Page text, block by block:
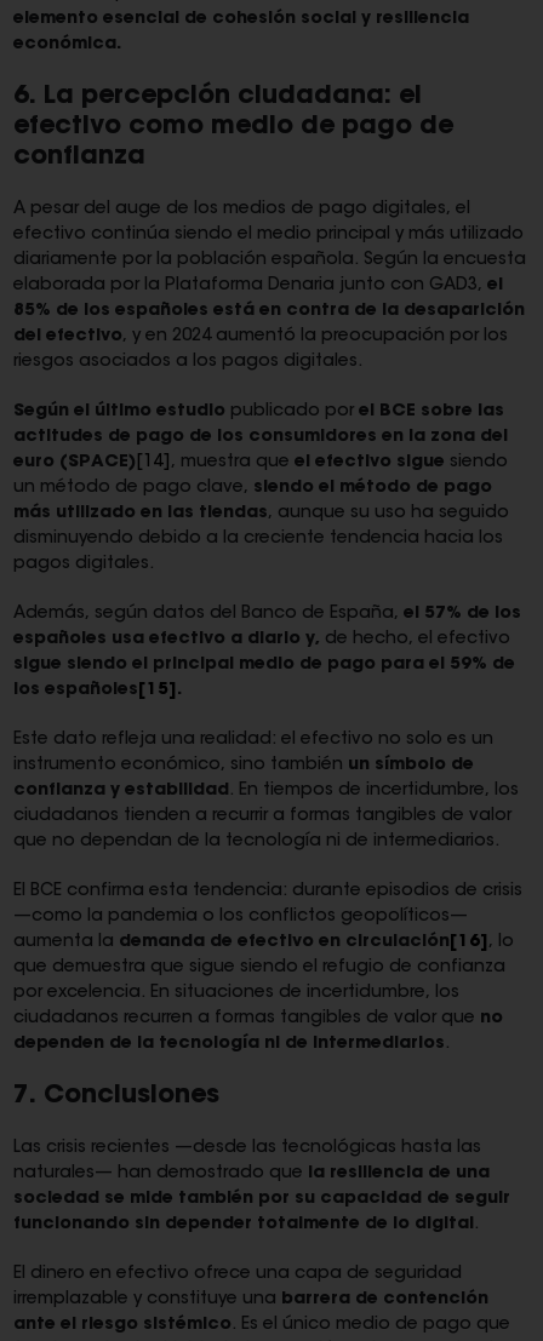
elemento esencial de cohesión social y resiliencia
económica.
6. La percepción ciudadana: el
efectivo como medio de pago de
confianza
A pesar del auge de los medios de pago digitales, el
efectivo continúa siendo el medio principal y más utilizado
diariamente por la población española. Según la encuesta
elaborada por la Plataforma Denaria junto con GAD3, el
85% de los españoles está en contra de la desaparición
del efectivo, y en 2024 aumentó la preocupación por los
riesgos asociados a los pagos digitales.
Según el último estudio publicado por el BCE sobre las
actitudes de pago de los consumidores en la zona del
euro (SPACE) [14] , muestra que el efectivo sigue siendo
un método de pago clave, siendo el método de pago
más utilizado en las tiendas, aunque su uso ha seguido
disminuyendo debido a la creciente tendencia hacia los
pagos digitales.
Además, según datos del Banco de España, el 57% de los
españoles usa efectivo a diario y, de hecho, el efectivo
sigue siendo el principal medio de pago para el 59% de
los españoles [15] .
Este dato refleja una realidad: el efectivo no solo es un
instrumento económico, sino también un símbolo de
confianza y estabilidad . En tiempos de incertidumbre, los
ciudadanos tienden a recurrir a formas tangibles de valor
que no dependan de la tecnología ni de intermediarios.
El BCE confirma esta tendencia: durante episodios de crisis
—como la pandemia o los conflictos geopolíticos—
aumenta la demanda de efectivo en circulación [16] , lo
que demuestra que sigue siendo el refugio de confianza
por excelencia. En situaciones de incertidumbre, los
ciudadanos recurren a formas tangibles de valor que no
dependen de la tecnología ni de intermediarios .
7. Conclusiones
Las crisis recientes —desde las tecnológicas hasta las
naturales— han demostrado que la resiliencia de una
sociedad se mide también por su capacidad de seguir
funcionando sin depender totalmente de lo digital .
El dinero en efectivo ofrece una capa de seguridad
irremplazable y constituye una barrera de contención
ante el riesgo sistémico . Es el único medio de pago que